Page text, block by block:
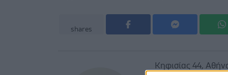
shares
Κηφισίας 44,